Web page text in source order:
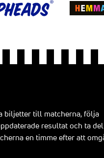
biljetter till matcherna, följa
resultat och ta
en timme efter att